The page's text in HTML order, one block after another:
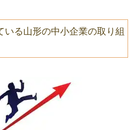
いる山形の中小企業の取り組